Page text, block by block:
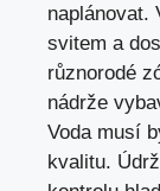
naplánovat.
svitem a
různorodé
nádrže
Voda musí
kvalitu.